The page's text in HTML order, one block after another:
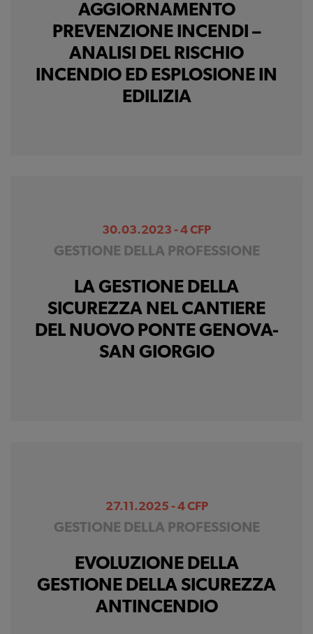
migliorare il servizio
AGGIORNAMENTO
PREVENZIONE INCENDI –
ANALISI DEL RISCHIO
INCENDIO ED ESPLOSIONE IN
EDILIZIA
30.03.2023 - 4 CFP
GESTIONE DELLA PROFESSIONE
LA GESTIONE DELLA
SICUREZZA NEL CANTIERE
DEL NUOVO PONTE GENOVA-
SAN GIORGIO
27.11.2025 - 4 CFP
GESTIONE DELLA PROFESSIONE
EVOLUZIONE DELLA
GESTIONE DELLA SICUREZZA
ANTINCENDIO